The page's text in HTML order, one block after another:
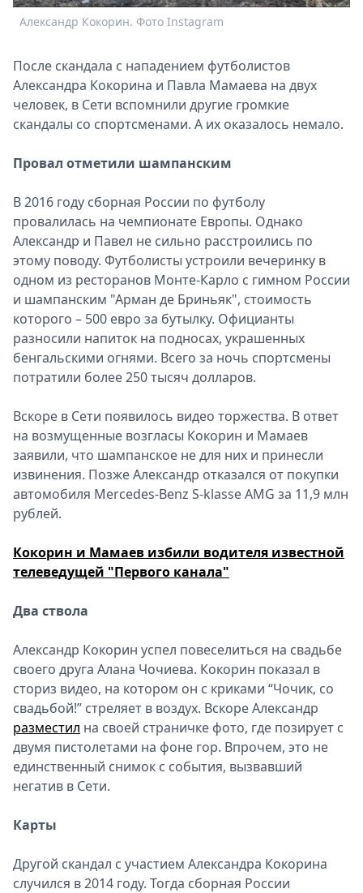
Александр Кокорин. Фото Instagram
После скандала с нападением футболистов
Александра Кокорина и Павла Мамаева на двух
человек, в Сети вспомнили другие громкие
скандалы со спортсменами. А их оказалось немало.
Провал отметили шампанским
В 2016 году сборная России по футболу
провалилась на чемпионате Европы. Однако
Александр и Павел не сильно расстроились по
этому поводу. Футболисты устроили вечеринку в
одном из ресторанов Монте-Карло с гимном России
и шампанским "Арман де Бриньяк", стоимость
которого – 500 евро за бутылку. Официанты
разносили напиток на подносах, украшенных
бенгальскими огнями. Всего за ночь спортсмены
потратили более 250 тысяч долларов.
Вскоре в Сети появилось видео торжества. В ответ
на возмущенные возгласы Кокорин и Мамаев
заявили, что шампанское не для них и принесли
извинения. Позже Александр отказался от покупки
автомобиля Mercedes-Benz S-klasse AMG за 11,9 млн
рублей.
Кокорин и Мамаев избили водителя известной
телеведущей "Первого канала"
Два ствола
Александр Кокорин успел повеселиться на свадьбе
своего друга Алана Чочиева. Кокорин показал в
сториз видео, на котором он с криками “Чочик, со
свадьбой!” стреляет в воздух. Вскоре Александр
разместил на своей страничке фото, где позирует с
двумя пистолетами на фоне гор. Впрочем, это не
единственный снимок с события, вызвавший
негатив в Сети.
Карты
Другой скандал с участием Александра Кокорина
случился в 2014 году. Тогда сборная России